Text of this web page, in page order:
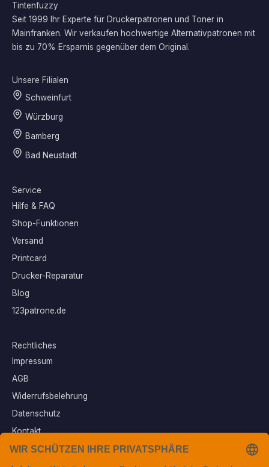
Tintenfuzzy
Seit 1999 Ihr Experte für Druckerpatronen und Toner in
Mainfranken. Wir verkaufen hochwertige Alternativpatronen mit
bis zu 70% Ersparnis gegenüber dem Original.
Unsere Filialen
Schweinfurt
Würzburg
Bamberg
Bad Neustadt
Service
Hilfe & FAQ
Shop-Funktionen
Versand
Printcard
Drucker-Reparatur
Blog
123patrone.de
Rechtliches
Impressum
AGB
Widerrufsbelehrung
Datenschutz
Kontakt
Vertrag widerrufen